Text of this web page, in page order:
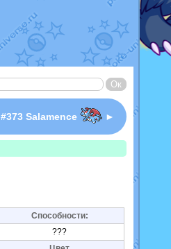
#373 Salamence ►
Способности:
???